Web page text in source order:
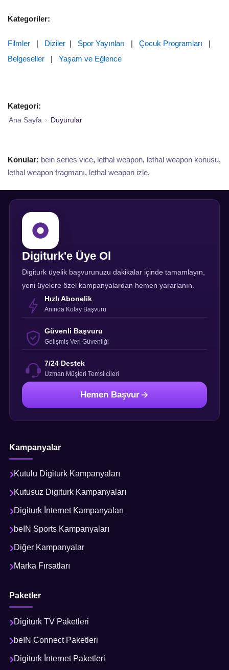
Kategoriler:
Filmler | Diziler | Spor Yayınları | Çocuk Programları |
Belgeseller | Yaşam ve Eğlence
Kategori:
Ana Sayfa › Duyurular
Konular: bein series vice, lethal weapon, lethal weapon konusu,
lethal weapon fragmanı, lethal weapon izle,
Digiturk'e Üye Ol
Digiturk üyelik başvurunuzu dakikalar içinde tamamlayın,
yeni üyelere özel kampanyalardan hemen yararlanın.
Hızlı Abonelik
Anında Kolay Başvuru
Güvenli Başvuru
Gelişmiş Veri Güvenliği
7/24 Destek
Uzman Müşteri Temsilcileri
Hemen Başvur
Kampanyalar
Kutulu Digiturk Kampanyaları
Kutusuz Digiturk Kampanyaları
Digiturk İnternet Kampanyaları
beIN Sports Kampanyaları
Diğer Kampanyalar
Marka Fırsatları
Paketler
Digiturk TV Paketleri
beIN Connect Paketleri
Digiturk İnternet Paketleri